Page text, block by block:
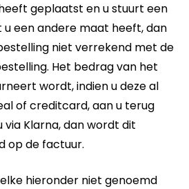
geplaatst en u stuurt een
een andere maat heeft, dan
niet verrekend met de
Het bedrag van het
wordt, indien u deze al
of creditcard, aan u terug
Klarna, dan wordt dit
op de factuur.
hieronder niet genoemd